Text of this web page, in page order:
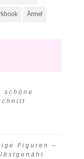
Ärmel
schöne
Figuren –